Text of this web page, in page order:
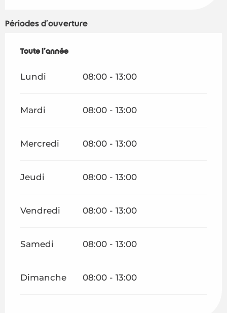
Périodes d'ouverture
Toute l'année
Toute l'année
Lundi 08:00 - 13:00
Mardi 08:00 - 13:00
Mercredi 08:00 - 13:00
Jeudi 08:00 - 13:00
Vendredi 08:00 - 13:00
Samedi 08:00 - 13:00
Dimanche 08:00 - 13:00